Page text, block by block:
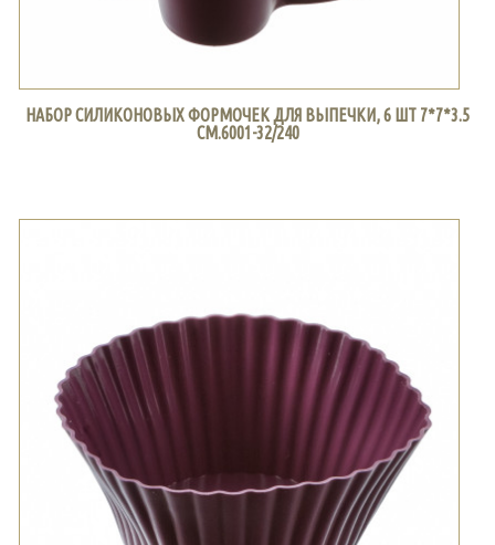
НАБОР СИЛИКОНОВЫХ ФОРМОЧЕК ДЛЯ ВЫПЕЧКИ, 6 ШТ 7*7*3.5
СМ.6001-32/240